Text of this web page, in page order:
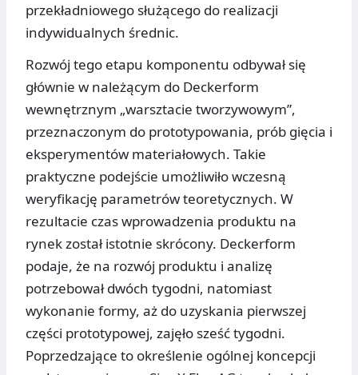
przekładniowego służącego do realizacji
indywidualnych średnic.
Rozwój tego etapu komponentu odbywał się
głównie w należącym do Deckerform
wewnętrznym „warsztacie tworzywowym”,
przeznaczonym do prototypowania, prób gięcia i
eksperymentów materiałowych. Takie
praktyczne podejście umożliwiło wczesną
weryfikację parametrów teoretycznych. W
rezultacie czas wprowadzenia produktu na
rynek został istotnie skrócony. Deckerform
podaje, że na rozwój produktu i analizę
potrzebował dwóch tygodni, natomiast
wykonanie formy, aż do uzyskania pierwszej
części prototypowej, zajęło sześć tygodni.
Poprzedzające to określenie ogólnej koncepcji